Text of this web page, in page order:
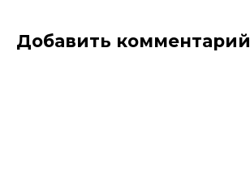
Добавить комментарий